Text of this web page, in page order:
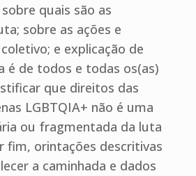
quais são as
sobre as ações e
e explicação de
é de todos e todas os(as)
que direitos das
LGBTQIA+ não é uma
ou fragmentada da luta
fim, orintações descritivas
a caminhada e dados